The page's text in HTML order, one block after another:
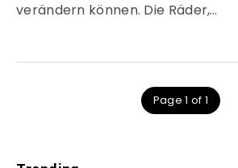
verändern können. Die Räder,…
Page 1 of 1